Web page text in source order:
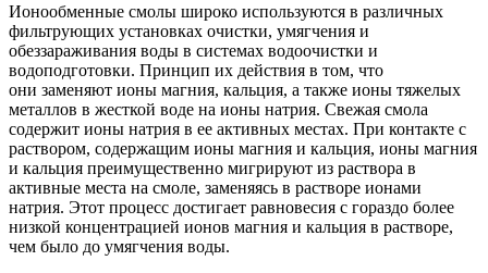
Ионообменные смолы широко используются в различных
фильтрующих установках очистки, умягчения и
обеззараживания воды в системах водоочистки и
водоподготовки. Принцип их действия в том, что
они заменяют ионы магния, кальция, а также ионы тяжелых
металлов в жесткой воде на ионы натрия. Свежая смола
содержит ионы натрия в ее активных местах. При контакте с
раствором, содержащим ионы магния и кальция, ионы магния
и кальция преимущественно мигрируют из раствора в
активные места на смоле, заменяясь в растворе ионами
натрия. Этот процесс достигает равновесия с гораздо более
низкой концентрацией ионов магния и кальция в растворе,
чем было до умягчения воды.